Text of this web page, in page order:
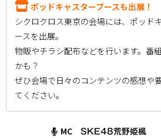
ポッドキャスターブースも出展！
シクロクロス東京の会場には、ポッド
ースを出展。
物販やチラシ配布などを行います。番
かも？
ぜひ会場で日々のコンテンツの感想や
てください。
MCSKE48荒野姫楓